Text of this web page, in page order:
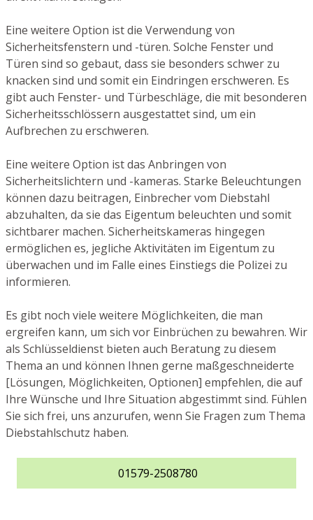
Eine weitere Option ist die Verwendung von
Sicherheitsfenstern und -türen. Solche Fenster und
Türen sind so gebaut, dass sie besonders schwer zu
knacken sind und somit ein Eindringen erschweren. Es
gibt auch Fenster- und Türbeschläge, die mit besonderen
Sicherheitsschlössern ausgestattet sind, um ein
Aufbrechen zu erschweren.
Eine weitere Option ist das Anbringen von
Sicherheitslichtern und -kameras. Starke Beleuchtungen
können dazu beitragen, Einbrecher vom Diebstahl
abzuhalten, da sie das Eigentum beleuchten und somit
sichtbarer machen. Sicherheitskameras hingegen
ermöglichen es, jegliche Aktivitäten im Eigentum zu
überwachen und im Falle eines Einstiegs die Polizei zu
informieren.
Es gibt noch viele weitere Möglichkeiten, die man
ergreifen kann, um sich vor Einbrüchen zu bewahren. Wir
als Schlüsseldienst bieten auch Beratung zu diesem
Thema an und können Ihnen gerne maßgeschneiderte
[Lösungen, Möglichkeiten, Optionen] empfehlen, die auf
Ihre Wünsche und Ihre Situation abgestimmt sind. Fühlen
Sie sich frei, uns anzurufen, wenn Sie Fragen zum Thema
Diebstahlschutz haben.
01579-2508780